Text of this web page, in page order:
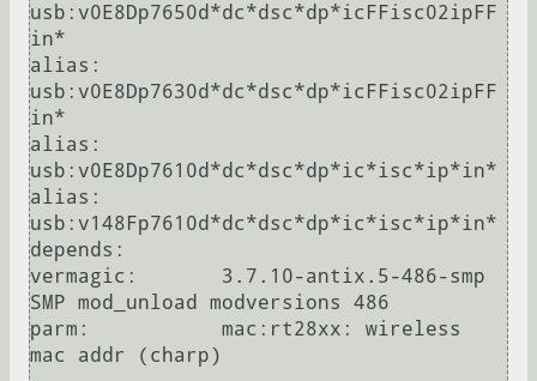
usb:v0E8Dp7650d*dc*dsc*dp*icFFisc02ipFF
in*
alias:
usb:v0E8Dp7630d*dc*dsc*dp*icFFisc02ipFF
in*
alias:
usb:v0E8Dp7610d*dc*dsc*dp*ic*isc*ip*in*
alias:
usb:v148Fp7610d*dc*dsc*dp*ic*isc*ip*in*
depends:
vermagic:       3.7.10-antix.5-486-smp
SMP mod_unload modversions 486
parm:           mac:rt28xx: wireless
mac addr (charp)